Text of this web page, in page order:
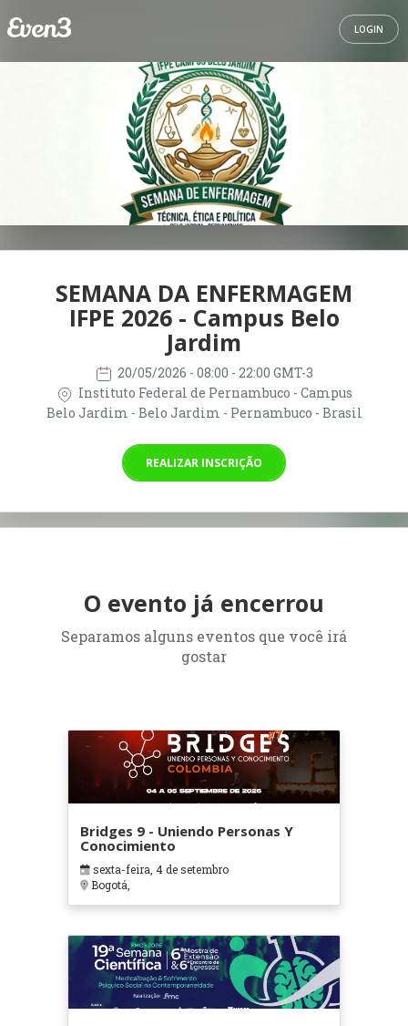
LOGIN
SEMANA DA ENFERMAGEM
IFPE 2026 - Campus Belo
Jardim
20/05/2026 - 08:00 - 22:00 GMT-3
Instituto Federal de Pernambuco - Campus
Belo Jardim - Belo Jardim - Pernambuco - Brasil
REALIZAR INSCRIÇÃO
O evento já encerrou
Separamos alguns eventos que você irá
gostar
Bridges 9 - Uniendo Personas Y
Conocimiento
sexta-feira, 4 de setembro
Bogotá,